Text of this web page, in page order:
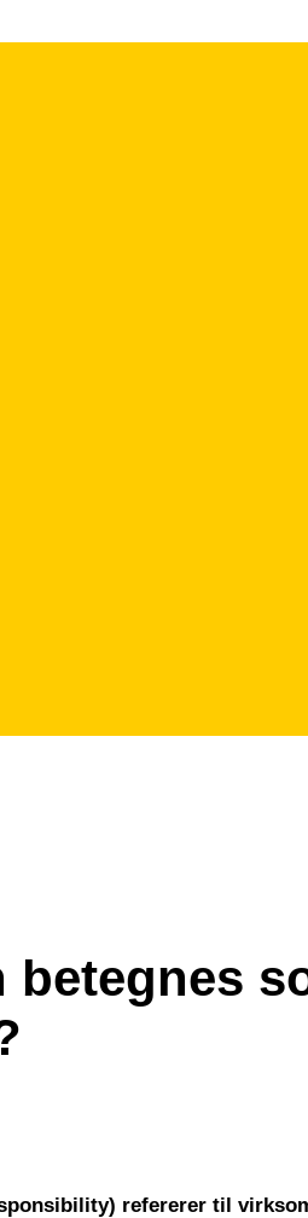
betegnes
refererer til